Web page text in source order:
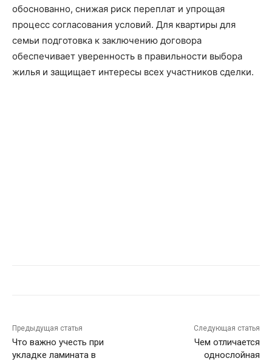
обоснованно, снижая риск переплат и упрощая
процесс согласования условий. Для квартиры для
семьи подготовка к заключению договора
обеспечивает уверенность в правильности выбора
жилья и защищает интересы всех участников сделки.
Предыдущая статья
Что важно учесть при
укладке ламината в
Следующая статья
Чем отличается
однослойная